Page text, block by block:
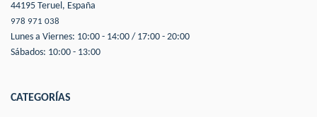
44195 Teruel, España
978 971 038
Lunes a Viernes: 10:00 - 14:00 / 17:00 - 20:00
Sábados: 10:00 - 13:00
CATEGORÍAS